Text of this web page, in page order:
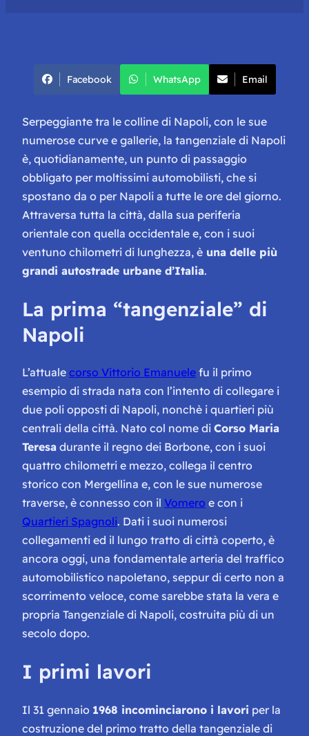
Facebook WhatsApp Email
Serpeggiante tra le colline di Napoli, con le sue
numerose curve e gallerie, la tangenziale di Napoli
è, quotidianamente, un punto di passaggio
obbligato per moltissimi automobilisti, che si
spostano da o per Napoli a tutte le ore del giorno.
Attraversa tutta la città, dalla sua periferia
orientale con quella occidentale e, con i suoi
ventuno chilometri di lunghezza, è una delle più
grandi autostrade urbane d’Italia.
La prima “tangenziale” di
Napoli
L’attuale corso Vittorio Emanuele fu il primo
esempio di strada nata con l’intento di collegare i
due poli opposti di Napoli, nonchè i quartieri più
centrali della città. Nato col nome di Corso Maria
Teresa durante il regno dei Borbone, con i suoi
quattro chilometri e mezzo, collega il centro
storico con Mergellina e, con le sue numerose
traverse, è connesso con il Vomero e con i
Quartieri Spagnoli. Dati i suoi numerosi
collegamenti ed il lungo tratto di città coperto, è
ancora oggi, una fondamentale arteria del traffico
automobilistico napoletano, seppur di certo non a
scorrimento veloce, come sarebbe stata la vera e
propria Tangenziale di Napoli, costruita più di un
secolo dopo.
I primi lavori
Il 31 gennaio 1968 incominciarono i lavori per la
costruzione del primo tratto della tangenziale di